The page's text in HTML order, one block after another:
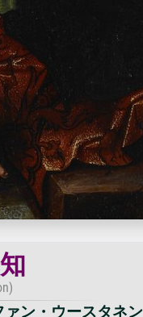
ン・ウースタネン